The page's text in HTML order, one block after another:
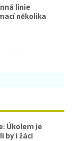
linie
několika
Úkolem je
by i žáci